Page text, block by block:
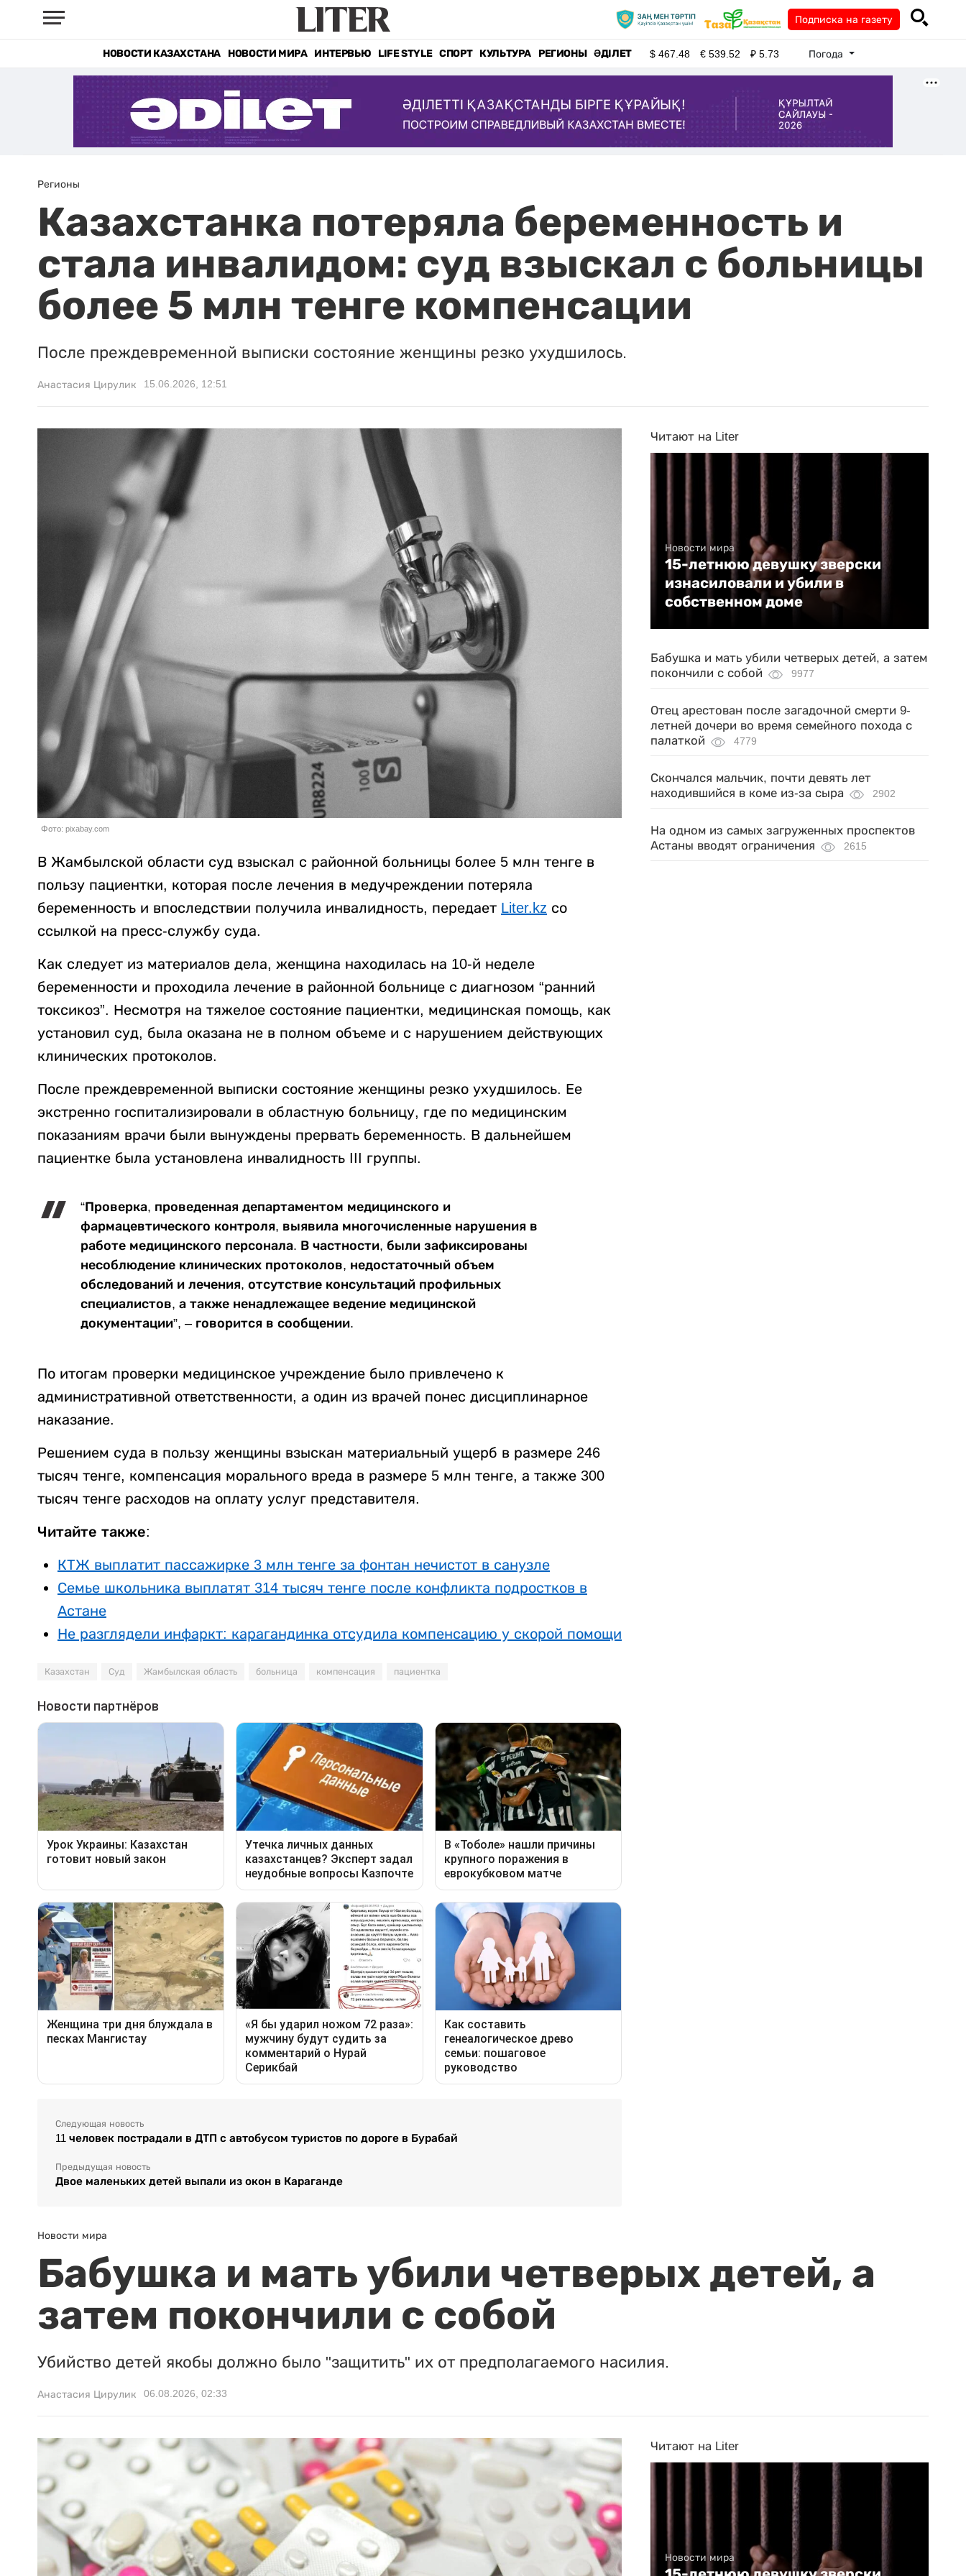
Подписка на газету
НОВОСТИ КАЗАХСТАНА НОВОСТИ МИРА ИНТЕРВЬЮ LIFE STYLE СПОРТ КУЛЬТУРА РЕГИОНЫ ӘДІЛЕТ $467.48 €539.52 ₽5.73 Погода
Регионы
Казахстанка потеряла беременность и
стала инвалидом: суд взыскал с больницы
более 5 млн тенге компенсации
После преждевременной выписки состояние женщины резко ухудшилось.
Анастасия Цирулик 15.06.2026, 12:51
Фото: pixabay.com
В Жамбылской области суд взыскал с районной больницы более 5 млн тенге в
пользу пациентки, которая после лечения в медучреждении потеряла
беременность и впоследствии получила инвалидность, передает Liter.kz со
ссылкой на пресс-службу суда.
Как следует из материалов дела, женщина находилась на 10-й неделе
беременности и проходила лечение в районной больнице с диагнозом “ранний
токсикоз”. Несмотря на тяжелое состояние пациентки, медицинская помощь, как
установил суд, была оказана не в полном объеме и с нарушением действующих
клинических протоколов.
После преждевременной выписки состояние женщины резко ухудшилось. Ее
экстренно госпитализировали в областную больницу, где по медицинским
показаниям врачи были вынуждены прервать беременность. В дальнейшем
пациентке была установлена инвалидность III группы.
“Проверка, проведенная департаментом медицинского и
фармацевтического контроля, выявила многочисленные нарушения в
работе медицинского персонала. В частности, были зафиксированы
несоблюдение клинических протоколов, недостаточный объем
обследований и лечения, отсутствие консультаций профильных
специалистов, а также ненадлежащее ведение медицинской
документации”, – говорится в сообщении.
По итогам проверки медицинское учреждение было привлечено к
административной ответственности, а один из врачей понес дисциплинарное
наказание.
Решением суда в пользу женщины взыскан материальный ущерб в размере 246
тысяч тенге, компенсация морального вреда в размере 5 млн тенге, а также 300
тысяч тенге расходов на оплату услуг представителя.
Читайте также:
КТЖ выплатит пассажирке 3 млн тенге за фонтан нечистот в санузле
Семье школьника выплатят 314 тысяч тенге после конфликта подростков в
Астане
Не разглядели инфаркт: карагандинка отсудила компенсацию у скорой помощи
Казахстан Суд Жамбылская область больница компенсация пациентка
Следующая новость
11 человек пострадали в ДТП с автобусом туристов по дороге в Бурабай
Предыдущая новость
Двое маленьких детей выпали из окон в Караганде
Читают на Liter
Новости мира
15-летнюю девушку зверски
изнасиловали и убили в
собственном доме
Бабушка и мать убили четверых детей, а затем
покончили с собой
9977
Отец арестован после загадочной смерти 9-
летней дочери во время семейного похода с
палаткой
4779
Скончался мальчик, почти девять лет
находившийся в коме из-за сыра
2902
На одном из самых загруженных проспектов
Астаны вводят ограничения
2615
Новости мира
Бабушка и мать убили четверых детей, а
затем покончили с собой
Убийство детей якобы должно было "защитить" их от предполагаемого насилия.
Анастасия Цирулик 06.08.2026, 02:33
Читают на Liter
Новости мира